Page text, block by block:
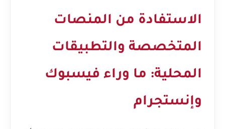
الاستفادة من المنصات
المتخصصة والتطبيقات
المحلية: ما وراء فيسبوك
وإنستجرام